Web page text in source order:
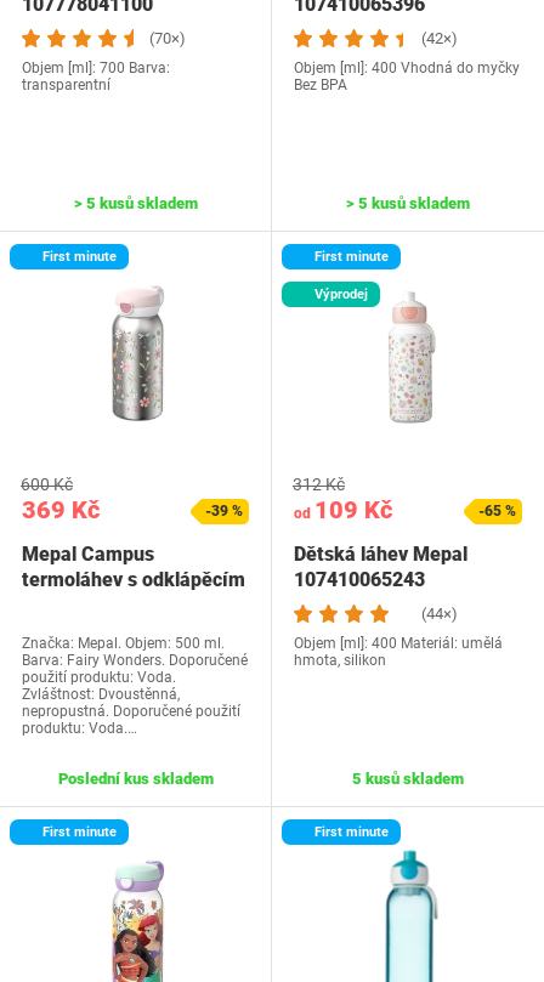
(70×)
Objem [ml]: 700 Barva:
transparentní
> 5 kusů skladem
Spiderman
(42×)
Objem [ml]: 400 Vhodná do myčky
Bez BPA
> 5 kusů skladem
First minute
369 Kč
600 Kč
-39 %
Mepal Campus
termoláhev s odklápěcím
Značka: Mepal. Objem: 500 ml.
Barva: Fairy Wonders. Doporučené
použití produktu: Voda.
Zvláštnost: Dvoustěnná,
nepropustná. Doporučené použití
produktu: Voda.…
Poslední kus skladem
First minute
Výprodej
od 109 Kč
312 Kč
-65 %
Dětská láhev Mepal
107410065243
(44×)
Objem [ml]: 400 Materiál: umělá
hmota, silikon
5 kusů skladem
First minute First minute